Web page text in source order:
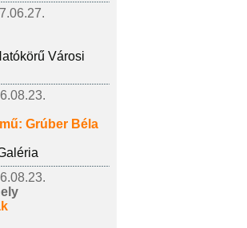
Városi
Grúber Béla